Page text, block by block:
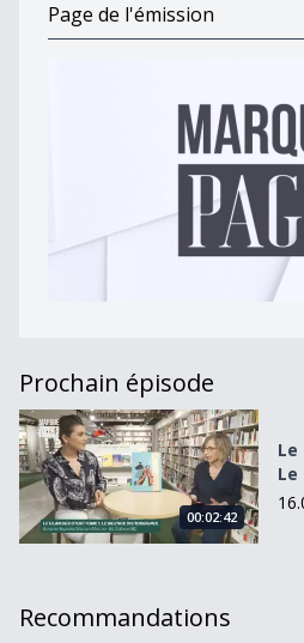
Page de l'émission
Prochain épisode
Le clan des Otori Tome 1: Le
00:02:42
Le
Recommandations